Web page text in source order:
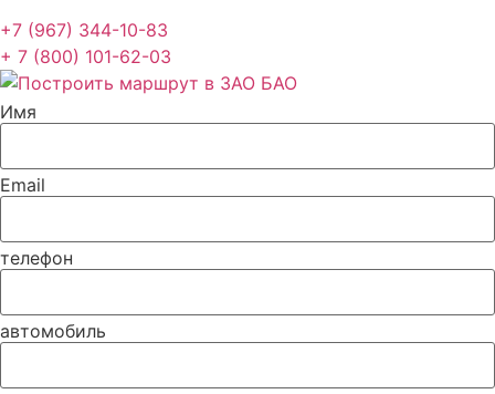
+7 (967) 344-10-83
+ 7 (800) 101-62-03
Имя
Email
телефон
автомобиль